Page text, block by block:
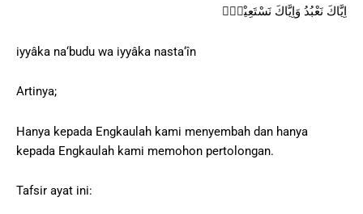
اِيَّاكَ نَعْبُدُ وَاِيَّاكَ نَسْتَعِيْنُۗ
iyyâka na‘budu wa iyyâka nasta‘în
Artinya;
Hanya kepada Engkaulah kami menyembah dan hanya
kepada Engkaulah kami memohon pertolongan.
Tafsir ayat ini: